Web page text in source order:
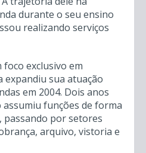
durante o seu ensino
realizando serviços
foco exclusivo em
expandiu sua atuação
em 2004. Dois anos
assumiu funções de forma
por setores
arquivo, vistoria e